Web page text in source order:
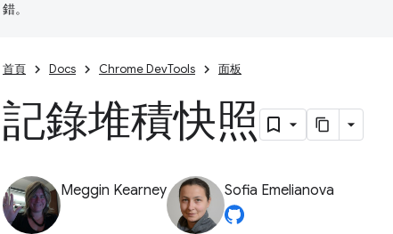
錯。
首頁 Docs Chrome DevTools 面板
記錄堆積快照
Meggin Kearney Sofia Emelianova